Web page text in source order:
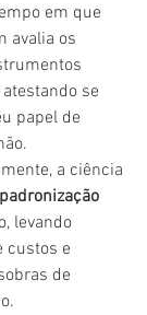
em que
avalia os
se
papel de
a ciência
padronização
levando
custos e
de